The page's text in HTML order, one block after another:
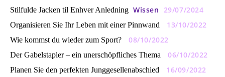
Stilfulde Jacken til Enhver Anledning Wissen 29/07/2024
Organisieren Sie Ihr Leben mit einer Pinnwand 13/10/2022
Wie kommst du wieder zum Sport? 08/10/2022
Der Gabelstapler – ein unerschöpfliches Thema 06/10/2022
Planen Sie den perfekten Junggesellenabschied 16/09/2022